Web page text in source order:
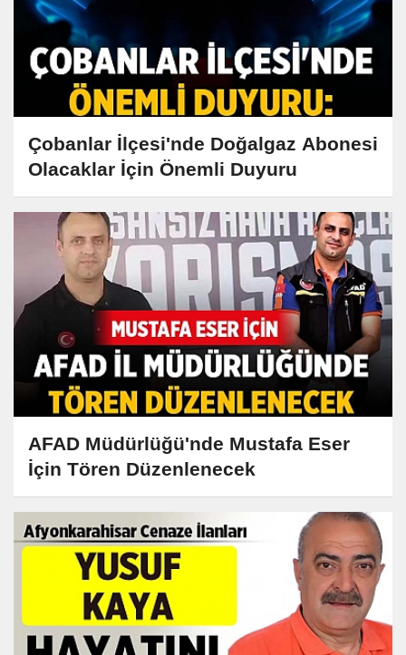
Çobanlar İlçesi'nde Doğalgaz Abonesi
Olacaklar İçin Önemli Duyuru
AFAD Müdürlüğü'nde Mustafa Eser
İçin Tören Düzenlenecek